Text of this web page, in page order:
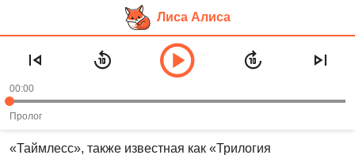
основному
контенту
Лиса Алиса
Аудиокнига «Таймлесс (Рубиновая,
Сапфировая, Изумрудная книги)»
Рекомендуем слушать в возрасте:
«Таймлесс», также известная как «Трилогия
00:00
Пролог